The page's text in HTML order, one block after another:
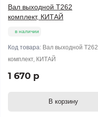
Вал выходной T262
комплект, КИТАЙ
в наличии
Код товара: Вал выходной T262
комплект, КИТАЙ
1 670 р
В корзину